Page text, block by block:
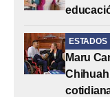
ESTADOS
Maru